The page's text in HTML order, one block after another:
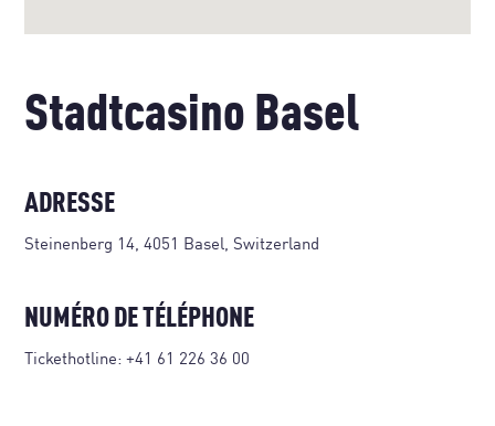
Stadtcasino Basel
ADRESSE
Steinenberg 14, 4051 Basel, Switzerland
NUMÉRO DE TÉLÉPHONE
Tickethotline: +41 61 226 36 00